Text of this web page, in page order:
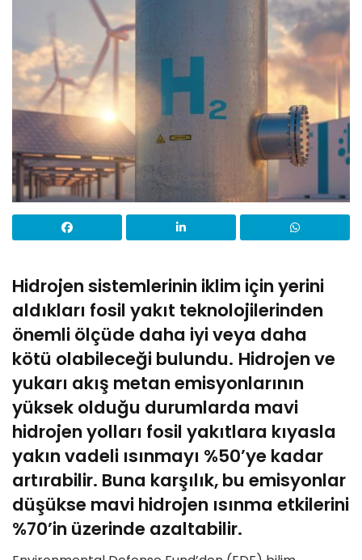
Hidrojen sistemlerinin iklim için yerini
aldıkları fosil yakıt teknolojilerinden
önemli ölçüde daha iyi veya daha
kötü olabileceği bulundu. Hidrojen ve
yukarı akış metan emisyonlarının
yüksek olduğu durumlarda mavi
hidrojen yolları fosil yakıtlara kıyasla
yakın vadeli ısınmayı %50’ye kadar
artırabilir. Buna karşılık, bu emisyonlar
düşükse mavi hidrojen ısınma etkilerini
%70’in üzerinde azaltabilir.